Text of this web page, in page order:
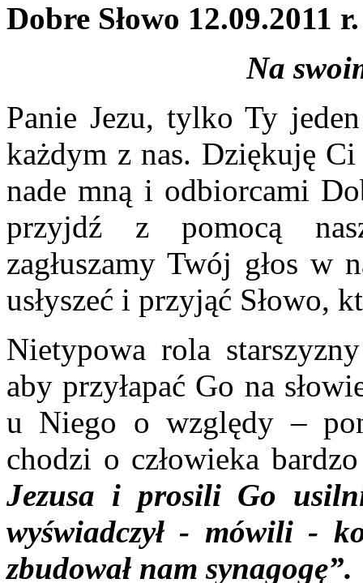
Dobre Słowo 12.09.2011 r.
Na
Panie Jezu, tylko Ty
każdym z nas. Dziękuję
nade mną i odbiorcami
przyjdź z pomocą
zagłuszamy Twój głos w
usłyszeć i przyjąć Słowo,
Nietypowa rola
aby przyłapać Go na
u Niego o względy –
chodzi o człowieka
Jezusa i prosili Go
wyświadczył - mówili -
zbudował nam synagogę”.